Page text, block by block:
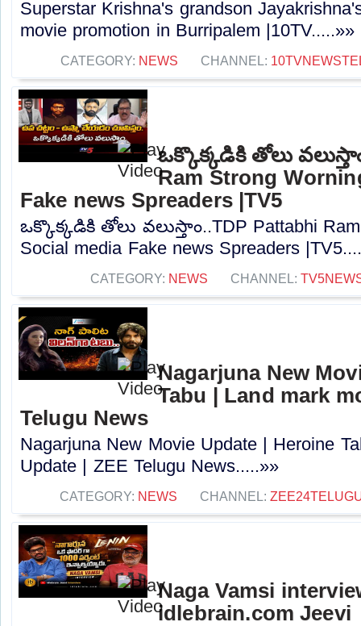
Superstar Krishna's grandson
movie promotion in Burripalem |10TV.....»»
CATEGORY: NEWS CHANNEL:
ఒక్కొక్కడికి తోలు
Ram Strong
Fake news Spreaders |TV5
ఒక్కొక్కడికి తోలు వలుస్తాం..TDP Pattabhi
Social media Fake news Spreaders
CATEGORY: NEWS CHANNEL:
Nagarjuna New
Tabu | Land mark
Telugu News
Nagarjuna New Movie Update | Heroine
Update | ZEE Telugu News.....»»
CATEGORY: NEWS CHANNEL:
Naga Vamsi
idlebrain.com Jeevi